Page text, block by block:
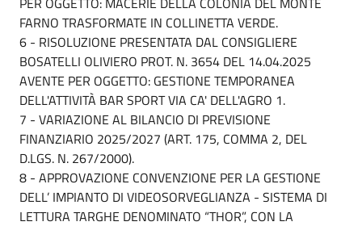
FARNO TRASFORMATE IN COLLINETTA VERDE.
6 - RISOLUZIONE PRESENTATA DAL CONSIGLIERE
BOSATELLI OLIVIERO PROT. N. 3654 DEL 14.04.2025
AVENTE PER OGGETTO: GESTIONE TEMPORANEA
DELL'ATTIVITÀ BAR SPORT VIA CA' DELL'AGRO 1.
7 - VARIAZIONE AL BILANCIO DI PREVISIONE
FINANZIARIO 2025/2027 (ART. 175, COMMA 2, DEL
D.LGS. N. 267/2000).
8 - APPROVAZIONE CONVENZIONE PER LA GESTIONE
DELL’ IMPIANTO DI VIDEOSORVEGLIANZA - SISTEMA DI
LETTURA TARGHE DENOMINATO “THOR”, CON LA